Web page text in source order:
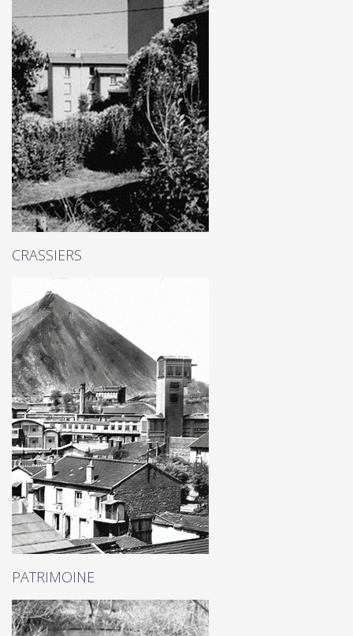
CRASSIERS
PATRIMOINE